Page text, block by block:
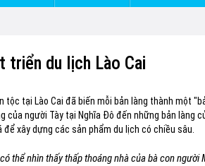
triển du lịch Lào Cai
tộc tại Lào Cai đã biến mỗi bản làng thành một
của người Tày tại Nghĩa Đô đến những bản làng
xây dựng các sản phẩm du lịch có chiều sâu.
thể nhìn thấy thấp thoáng nhà của bà con